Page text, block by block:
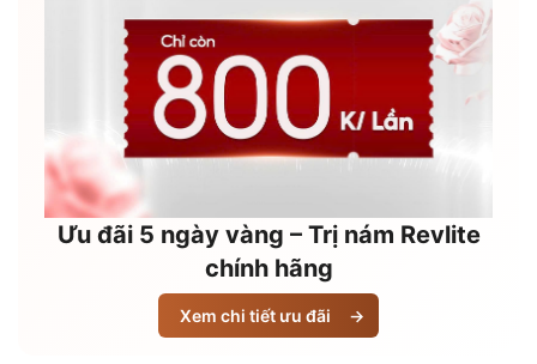
Ưu đãi 5 ngày vàng – Trị nám Revlite
chính hãng
Xem chi tiết ưu đãi →